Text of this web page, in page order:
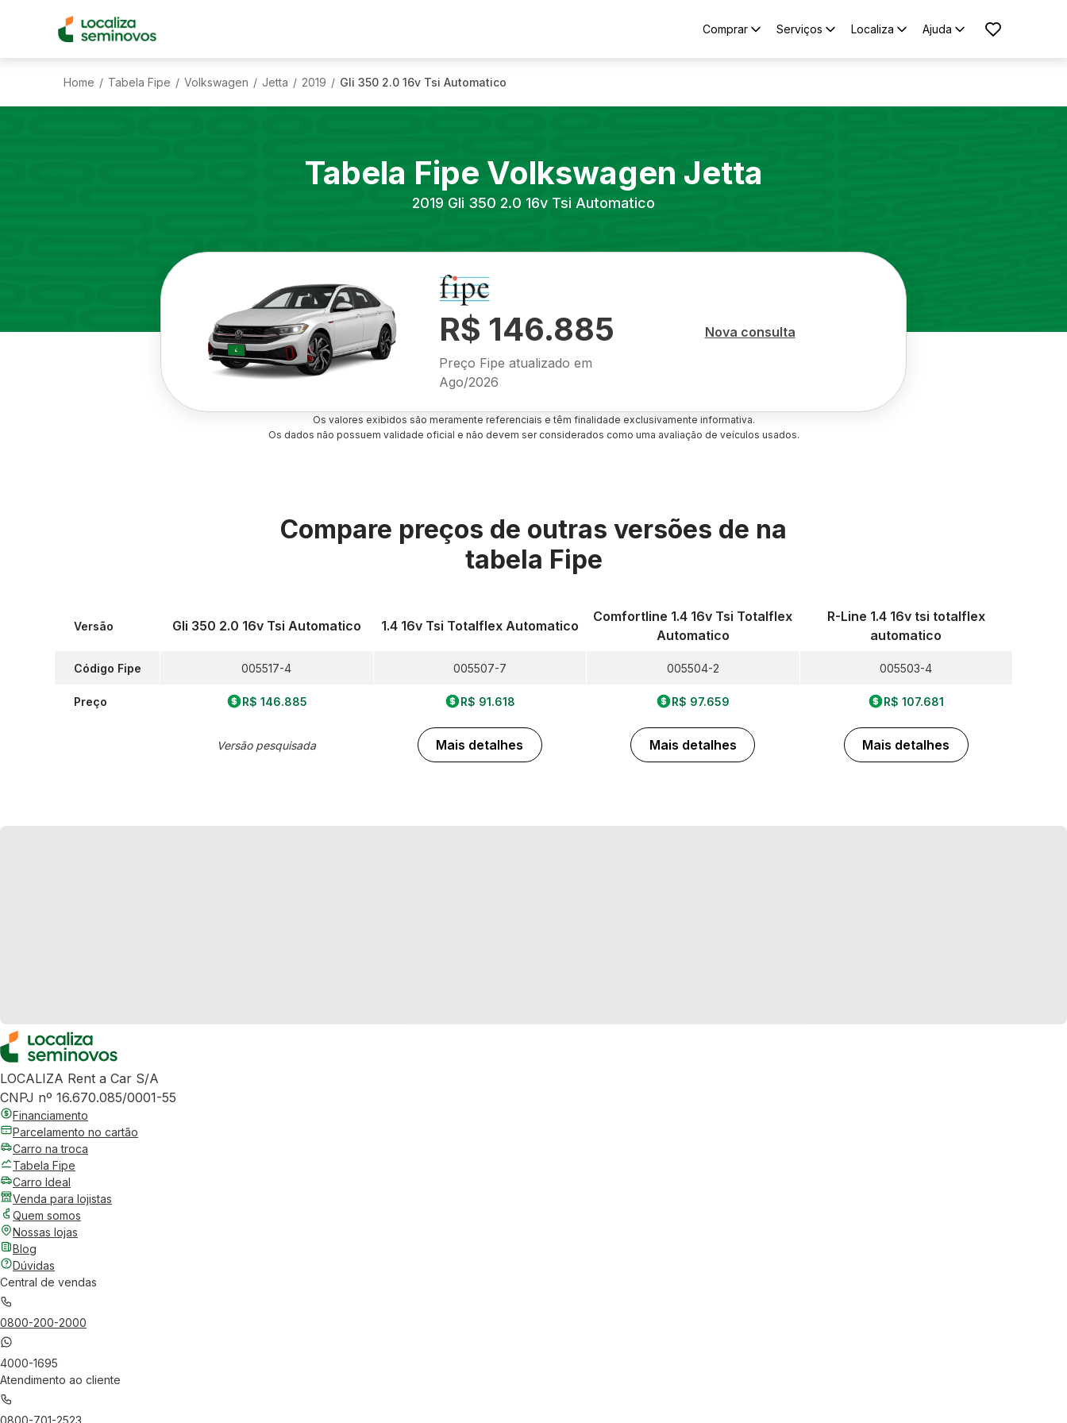
Comprar Serviços Localiza Ajuda
Home / Tabela Fipe / Volkswagen / Jetta / 2019 / Gli 350 2.0 16v Tsi Automatico
Tabela Fipe Volkswagen Jetta
2019 Gli 350 2.0 16v Tsi Automatico
R$ 146.885
Preço Fipe atualizado em
Ago/2026
Nova consulta
Os valores exibidos são meramente referenciais e têm finalidade exclusivamente informativa.
Os dados não possuem validade oficial e não devem ser considerados como uma avaliação de veículos usados.
Compare preços de outras versões de na
tabela Fipe
Versão
Código Fipe
Preço
Gli 350 2.0 16v Tsi Automatico
005517-4
R$ 146.885
Versão pesquisada
1.4 16v Tsi Totalflex Automatico
005507-7
R$ 91.618
Mais detalhes
Comfortline 1.4 16v Tsi Totalflex
Automatico
005504-2
R$ 97.659
Mais detalhes
R-Line 1.4 16v tsi totalflex
automatico
005503-4
R$ 107.681
Mais detalhes
LOCALIZA Rent a Car S/A
CNPJ nº 16.670.085/0001-55
Financiamento
Parcelamento no cartão
Carro na troca
Tabela Fipe
Carro Ideal
Venda para lojistas
Quem somos
Nossas lojas
Blog
Dúvidas
Central de vendas
0800-200-2000
4000-1695
Atendimento ao cliente
0800-701-2523